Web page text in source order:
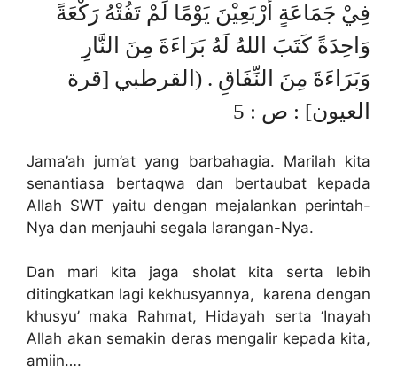
فِيْ جَمَاعَةٍ أَرْبَعِيْنَ يَوْمًا لَمْ تَفُتْهُ رَكْعَةً
وَاحِدَةً كَتَبَ اللهُ لَهُ بَرَاءَةَ مِنَ النَّارِ
وَبَرَاءَةَ مِنَ النِّفَاقِ . (القرطبي [قرة
العيون] : ص : 5
Jama’ah jum’at yang barbahagia. Marilah kita
senantiasa bertaqwa dan bertaubat kepada
Allah SWT yaitu dengan mejalankan perintah-
Nya dan menjauhi segala larangan-Nya.
Dan mari kita jaga sholat kita serta lebih
ditingkatkan lagi kekhusyannya, karena dengan
khusyu’ maka Rahmat, Hidayah serta ‘Inayah
Allah akan semakin deras mengalir kepada kita,
amiin….